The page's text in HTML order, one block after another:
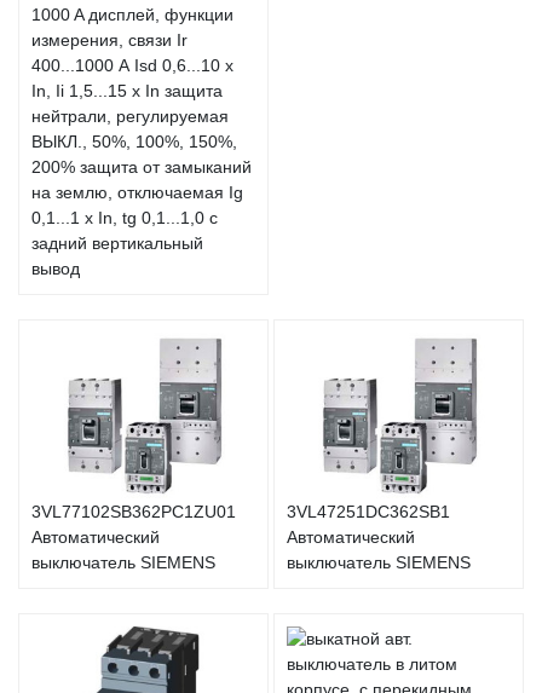
1000 A дисплей, функции
измерения, связи Ir
400...1000 А Isd 0,6...10 x
In, Ii 1,5...15 x In защита
нейтрали, регулируемая
ВЫКЛ., 50%, 100%, 150%,
200% защита от замыканий
на землю, отключаемая Ig
0,1...1 x In, tg 0,1...1,0 с
задний вертикальный
вывод
3VL77102SB362PC1ZU01
Автоматический
выключатель SIEMENS
3VL47251DC362SB1
Автоматический
выключатель SIEMENS